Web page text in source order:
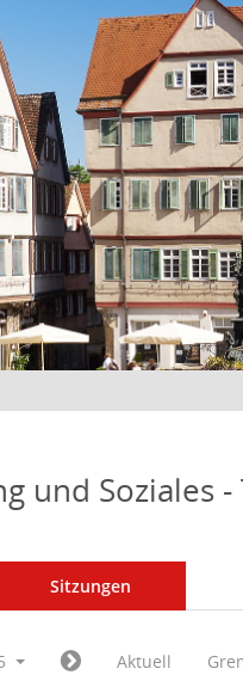
und Soziales
Sitzungen
Aktuell